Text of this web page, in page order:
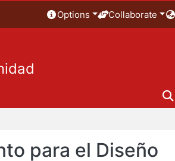
Options Collaborate
para el Diseño